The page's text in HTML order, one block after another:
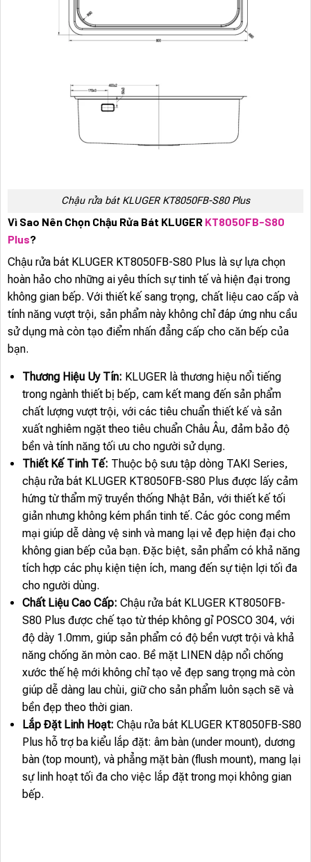
Chậu rửa bát KLUGER KT8050FB-S80 Plus
Vì Sao Nên Chọn Chậu Rửa Bát KLUGER KT8050FB-S80
Plus?
Chậu rửa bát KLUGER KT8050FB-S80 Plus là sự lựa chọn
hoàn hảo cho những ai yêu thích sự tinh tế và hiện đại trong
không gian bếp. Với thiết kế sang trọng, chất liệu cao cấp và
tính năng vượt trội, sản phẩm này không chỉ đáp ứng nhu cầu
sử dụng mà còn tạo điểm nhấn đẳng cấp cho căn bếp của
bạn.
Thương Hiệu Uy Tín: KLUGER là thương hiệu nổi tiếng
trong ngành thiết bị bếp, cam kết mang đến sản phẩm
chất lượng vượt trội, với các tiêu chuẩn thiết kế và sản
xuất nghiêm ngặt theo tiêu chuẩn Châu Âu, đảm bảo độ
bền và tính năng tối ưu cho người sử dụng.
Thiết Kế Tinh Tế: Thuộc bộ sưu tập dòng TAKI Series,
chậu rửa bát KLUGER KT8050FB-S80 Plus được lấy cảm
hứng từ thẩm mỹ truyền thống Nhật Bản, với thiết kế tối
giản nhưng không kém phần tinh tế. Các góc cong mềm
mại giúp dễ dàng vệ sinh và mang lại vẻ đẹp hiện đại cho
không gian bếp của bạn. Đặc biệt, sản phẩm có khả năng
tích hợp các phụ kiện tiện ích, mang đến sự tiện lợi tối đa
cho người dùng.
Chất Liệu Cao Cấp: Chậu rửa bát KLUGER KT8050FB-
S80 Plus được chế tạo từ thép không gỉ POSCO 304, với
độ dày 1.0mm, giúp sản phẩm có độ bền vượt trội và khả
năng chống ăn mòn cao. Bề mặt LINEN dập nổi chống
xước thế hệ mới không chỉ tạo vẻ đẹp sang trọng mà còn
giúp dễ dàng lau chùi, giữ cho sản phẩm luôn sạch sẽ và
bền đẹp theo thời gian.
Lắp Đặt Linh Hoạt: Chậu rửa bát KLUGER KT8050FB-S80
Plus hỗ trợ ba kiểu lắp đặt: âm bàn (under mount), dương
bàn (top mount), và phẳng mặt bàn (flush mount), mang lại
sự linh hoạt tối đa cho việc lắp đặt trong mọi không gian
bếp.